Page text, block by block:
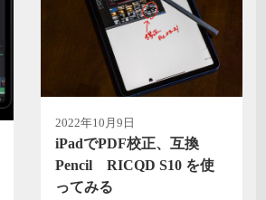
2022年10月9日
iPadでPDF校正、互換
Pencil RICQD S10 を使
ってみる